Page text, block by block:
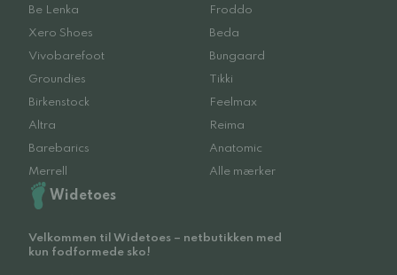
Be Lenka
Froddo
Xero Shoes
Beda
Vivobarefoot
Bungaard
Groundies
Tikki
Birkenstock
Feelmax
Altra
Reima
Barebarics
Anatomic
Merrell
Alle mærker
Widetoes
Velkommen til Widetoes – netbutikken med
kun fodformede sko!